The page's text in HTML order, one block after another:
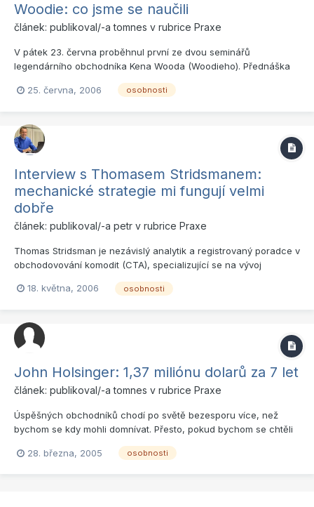
Woodie: co jsme se naučili
článek: publikoval/-atomnes v rubrice Praxe
V pátek 23. června proběhnul první ze dvou seminářů
legendárního obchodníka Kena Wooda (Woodieho). Přednáška
informací zde bylo dostatek nejenom pro naprosté nováčky, ale i
Woodie nového...
25. června, 2006 osobnosti
Interview s Thomasem Stridsmanem:
mechanické strategie mi fungují velmi
dobře
článek: publikoval/-a petr v rubrice Praxe
Thomas Stridsman je nezávislý analytik a registrovaný poradce v
obchodovování komodit (CTA), specializující se na vývoj
Thomas ze Švédska, odkud se v roce 1997 přestěhoval do
postupně v...
18. května, 2006 osobnosti
John Holsinger: 1,37 miliónu dolarů za 7 let
článek: publikoval/-atomnes v rubrice Praxe
Úspěšných obchodníků chodí po světě bezesporu více, než
bychom se kdy mohli domnívat. Přesto, pokud bychom se chtěli
jehly v kupce sena. Veřejně známých úspěšných obchodníků je
28. března, 2005 osobnosti